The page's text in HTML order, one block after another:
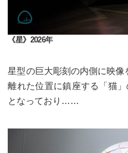
《星》2026年
星型の巨大彫刻の内側に映
離れた位置に鎮座する「猫
となっており……